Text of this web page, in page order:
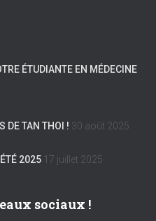
ÉTUDIANTE EN MÉDECINE
DE TAN THOI ! 30 août 2025
2025 17 juillet 2025
sociaux !